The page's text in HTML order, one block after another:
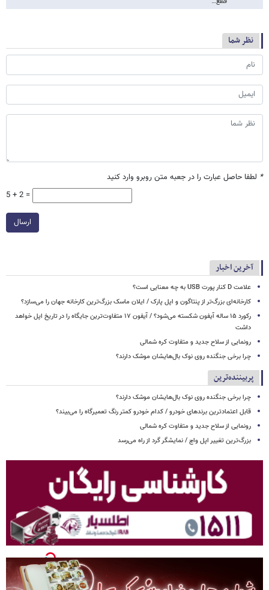
نظر شما
* لطفا حاصل عبارت را در جعبه متن روبرو وارد کنید
5 + 2 =
ارسال
آخرین اخبار
علامت D کنار پورت USB به چه معنایی است؟
کارخانه‌ای بزرگ‌تر از پنتاگون و اپل پارک / ایلان ماسک بزرگ‌ترین کارخانه جهان را می‌سازد؟
رکورد ۱۵ ساله آیفون شکسته می‌شود؟ / آیفون ۱۷ متفاوت‌ترین جایگاه را در تاریخ اپل خواهد
داشت
رونمایی از سلاح جدید و متفاوت کره شمالی
چرا برخی جنگنده روی نوک بال‌هایشان موشک‌ دارند؟
پربیننده‌ترین
چرا برخی جنگنده روی نوک بال‌هایشان موشک‌ دارند؟
قابل اعتمادترین برندهای خودرو / کدام خودرو کمتر رنگ تعمیرگاه را می‌بیند؟
رونمایی از سلاح جدید و متفاوت کره شمالی
بزرگ‌ترین تغییر اپل واچ / نمایشگر گرد از راه می‌رسد